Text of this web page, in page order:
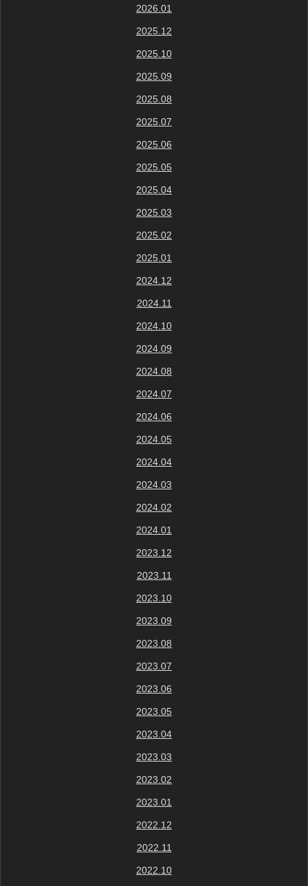
2026.01
2025.12
2025.10
2025.09
2025.08
2025.07
2025.06
2025.05
2025.04
2025.03
2025.02
2025.01
2024.12
2024.11
2024.10
2024.09
2024.08
2024.07
2024.06
2024.05
2024.04
2024.03
2024.02
2024.01
2023.12
2023.11
2023.10
2023.09
2023.08
2023.07
2023.06
2023.05
2023.04
2023.03
2023.02
2023.01
2022.12
2022.11
2022.10